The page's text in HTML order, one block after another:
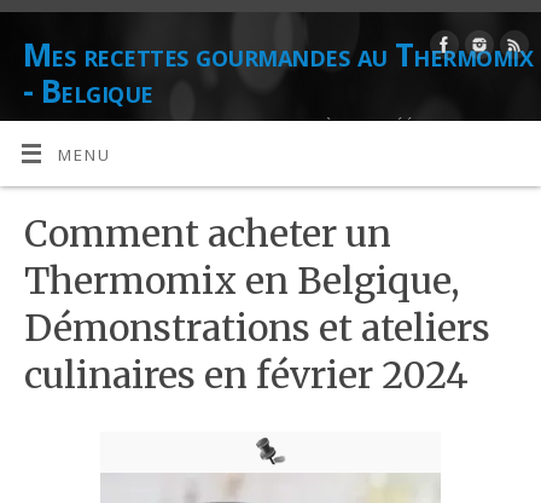
Mes recettes gourmandes au Thermomix
- Belgique
DE L'AUTEUR CULINAIRE ET CONSEILLÈRE AGRÉÉE THERMOMIX
DANIELLE LIONS
MENU
Comment acheter un
Thermomix en Belgique,
Démonstrations et ateliers
culinaires en février 2024